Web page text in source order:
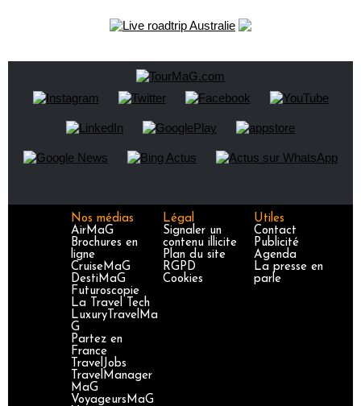
Nos médias
AirMaG
Brochures en
ligne
CruiseMaG
DestiMaG
Futuroscopie
La Travel Tech
LuxuryTravelMa
G
Partez en
France
TravelJobs
TravelManager
MaG
VoyageursMaG
Légal
Signaler un
contenu illicite
Plan du site
RGPD
Cookies
Utiles
Contact
Publicité
Agenda
La presse en
parle